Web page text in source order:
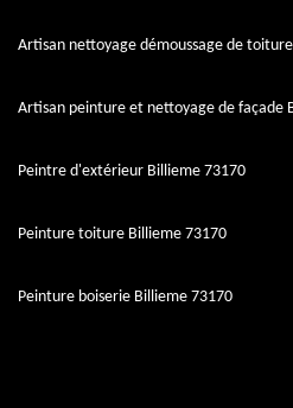
Artisan nettoyage démoussage de
Artisan peinture et nettoyage de façade
Peintre d'extérieur Billieme 73170
Peinture toiture Billieme 73170
Peinture boiserie Billieme 73170